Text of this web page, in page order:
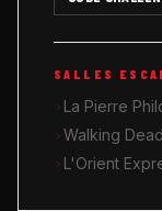
MUSIK ROOM
QUIZ GAME
SALLES
La Pierre
Walking Dead
L'Orient